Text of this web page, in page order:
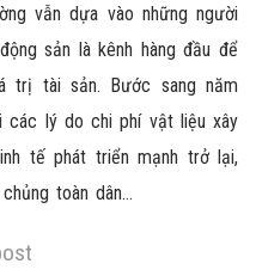
vẫn dựa vào những người
sản là kênh hàng đầu để
trị tài sản. Bước sang năm
lý do chi phí vật liệu xây
tế phát triển mạnh trở lại,
toàn dân…